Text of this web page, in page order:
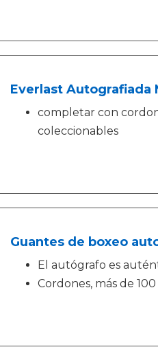
Everlast Autografiada
completar con
coleccionables
Guantes de boxeo
El autógrafo es
Cordones, más de